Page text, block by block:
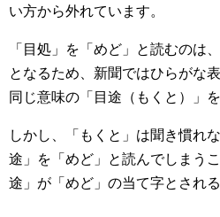
い方から外れています。
「目処」を「めど」と読むのは
となるため、新聞ではひらがな
同じ意味の「目途（もくと）」
しかし、「もくと」は聞き慣れ
途」を「めど」と読んでしまう
途」が「めど」の当て字とされ